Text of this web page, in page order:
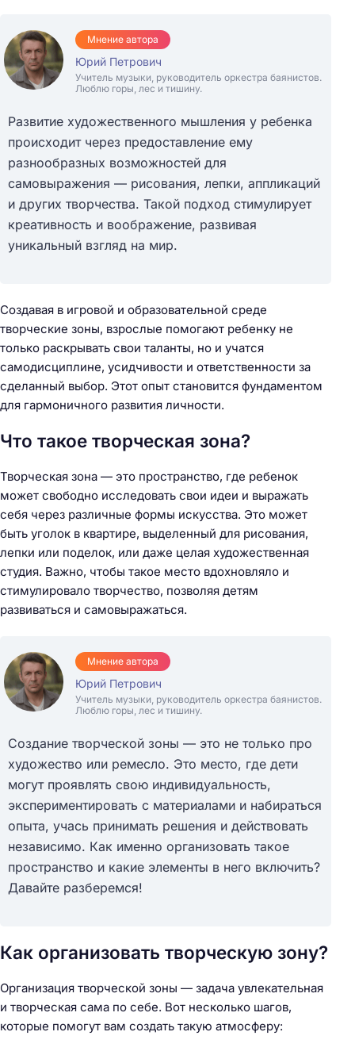
Мнение автора
Юрий Петрович
Учитель музыки, руководитель оркестра баянистов.
Люблю горы, лес и тишину.
Развитие художественного мышления у ребенка
происходит через предоставление ему
разнообразных возможностей для
самовыражения — рисования, лепки, аппликаций
и других творчества. Такой подход стимулирует
креативность и воображение, развивая
уникальный взгляд на мир.
Создавая в игровой и образовательной среде
творческие зоны, взрослые помогают ребенку не
только раскрывать свои таланты, но и учатся
самодисциплине, усидчивости и ответственности за
сделанный выбор. Этот опыт становится фундаментом
для гармоничного развития личности.
Что такое творческая зона?
Творческая зона — это пространство, где ребенок
может свободно исследовать свои идеи и выражать
себя через различные формы искусства. Это может
быть уголок в квартире, выделенный для рисования,
лепки или поделок, или даже целая художественная
студия. Важно, чтобы такое место вдохновляло и
стимулировало творчество, позволяя детям
развиваться и самовыражаться.
Мнение автора
Юрий Петрович
Учитель музыки, руководитель оркестра баянистов.
Люблю горы, лес и тишину.
Создание творческой зоны — это не только про
художество или ремесло. Это место, где дети
могут проявлять свою индивидуальность,
экспериментировать с материалами и набираться
опыта, учась принимать решения и действовать
независимо. Как именно организовать такое
пространство и какие элементы в него включить?
Давайте разберемся!
Как организовать творческую зону?
Организация творческой зоны — задача увлекательная
и творческая сама по себе. Вот несколько шагов,
которые помогут вам создать такую атмосферу: